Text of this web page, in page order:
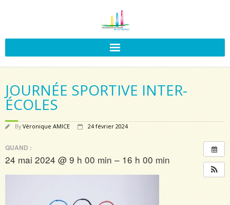
JOURNÉE SPORTIVE INTER-
ÉCOLES
ByVéronique AMICE 24 février 2024
QUAND :
24 mai 2024 @ 9 h 00 min – 16 h 00 min